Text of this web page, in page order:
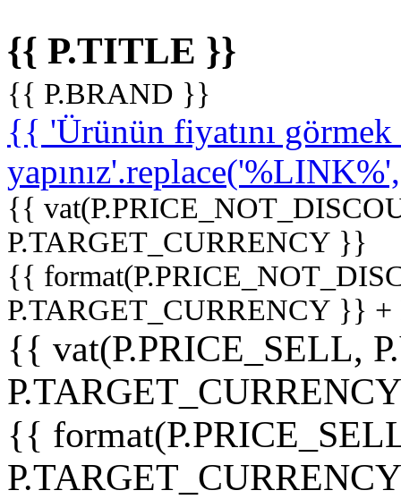
{{ P.TITLE }}
{{ P.BRAND }}
{{ 'Ürünün fiyatını
{{
P.TARGET_CURRENCY }}
{{
P.TARGET_CURRENCY }}
{{ vat(P.PRICE_SELL,
{{